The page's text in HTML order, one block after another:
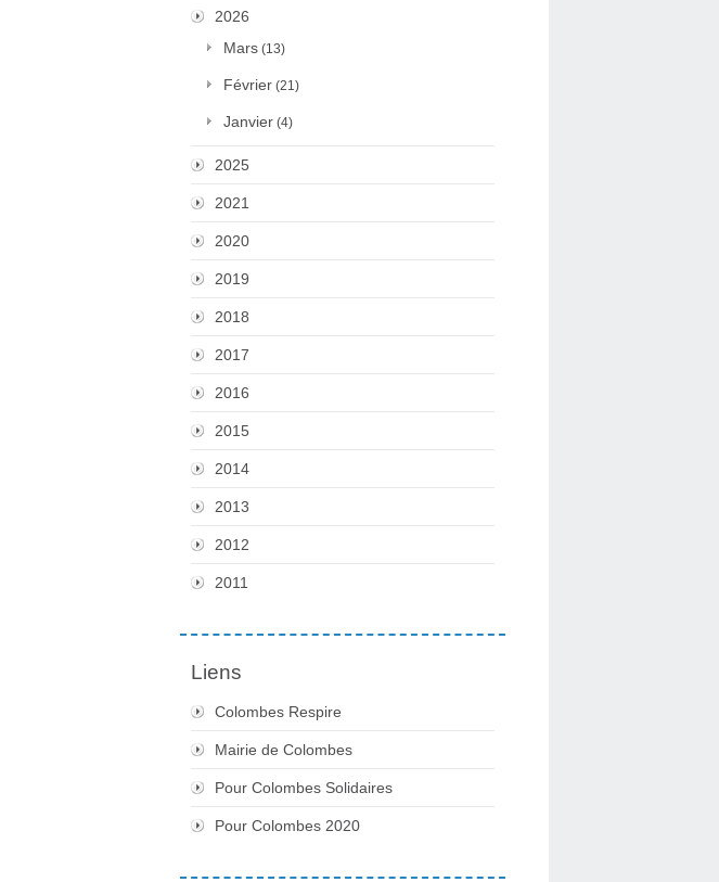
2026
Mars (13)
Février (21)
Janvier (4)
2025
2021
2020
2019
2018
2017
2016
2015
2014
2013
2012
2011
Liens
Colombes Respire
Mairie de Colombes
Pour Colombes Solidaires
Pour Colombes 2020